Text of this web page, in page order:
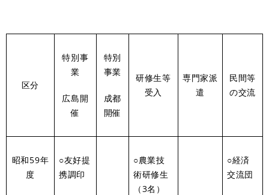
区分
特別事
業
広島開
催
特別
事業
成都
開催
研修生等
受入
専門家派
遣
民間等
の交流
昭和59年
度
○友好提
携調印
○農業技
術研修生
（3名）
○経済
交流団